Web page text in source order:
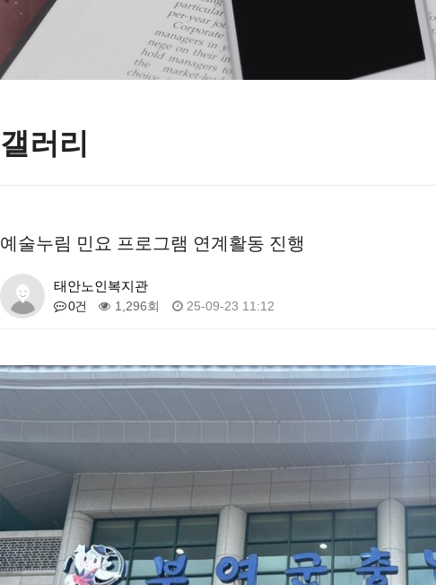
노인일자리 및 사회활동지원사업
갤러리
예술누림 민요 프로그램 연계활동 진행
태안노인복지관
0건 1,296회 25-09-23 11:12